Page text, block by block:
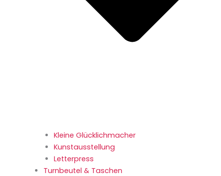
Kleine Glücklich­macher
Kunstaus­stellung
Letterpress
Turnbeutel & Taschen